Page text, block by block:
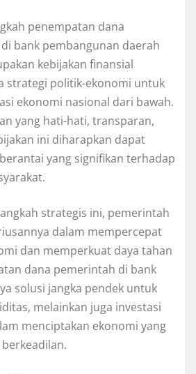
penempatan dana
bank pembangunan daerah
kebijakan finansial
strategi politik-ekonomi untuk
ekonomi nasional dari bawah.
yang hati-hati, transparan,
ini diharapkan dapat
yang signifikan terhadap
strategis ini, pemerintah
dalam mempercepat
dan memperkuat daya tahan
dana pemerintah di bank
solusi jangka pendek untuk
melainkan juga investasi
menciptakan ekonomi yang